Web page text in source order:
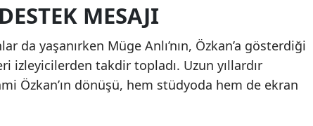
MESAJI
da yaşanırken Müge Anlı’nın, Özkan’a gösterdiği
izleyicilerden takdir topladı. Uzun yıllardır
Özkan’ın dönüşü, hem stüdyoda hem de ekran